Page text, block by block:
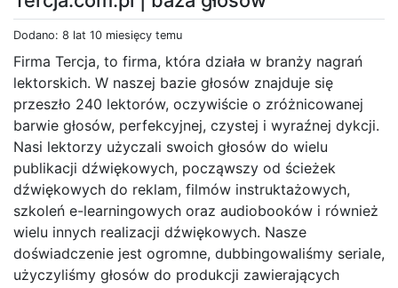
Dodano: 8 lat 10 miesięcy temu
Firma Tercja, to firma, która działa w branży nagrań
lektorskich. W naszej bazie głosów znajduje się
przeszło 240 lektorów, oczywiście o zróżnicowanej
barwie głosów, perfekcyjnej, czystej i wyraźnej dykcji.
Nasi lektorzy użyczali swoich głosów do wielu
publikacji dźwiękowych, począwszy od ścieżek
dźwiękowych do reklam, filmów instruktażowych,
szkoleń e-learningowych oraz audiobooków i również
wielu innych realizacji dźwiękowych. Nasze
doświadczenie jest ogromne, dubbingowaliśmy seriale,
użyczyliśmy głosów do produkcji zawierających